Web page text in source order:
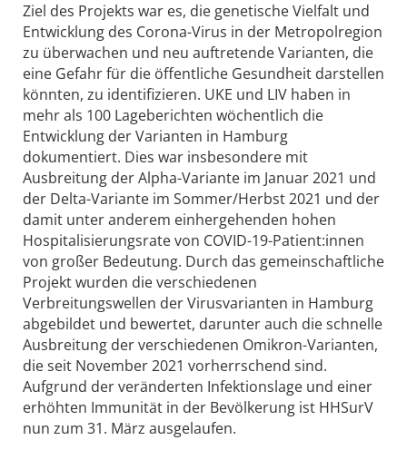
Ziel des Projekts war es, die genetische Vielfalt und
Entwicklung des Corona-Virus in der Metropolregion
zu überwachen und neu auftretende Varianten, die
eine Gefahr für die öffentliche Gesundheit darstellen
könnten, zu identifizieren. UKE und LIV haben in
mehr als 100 Lageberichten wöchentlich die
Entwicklung der Varianten in Hamburg
dokumentiert. Dies war insbesondere mit
Ausbreitung der Alpha-Variante im Januar 2021 und
der Delta-Variante im Sommer/Herbst 2021 und der
damit unter anderem einhergehenden hohen
Hospitalisierungsrate von COVID-19-Patient:innen
von großer Bedeutung. Durch das gemeinschaftliche
Projekt wurden die verschiedenen
Verbreitungswellen der Virusvarianten in Hamburg
abgebildet und bewertet, darunter auch die schnelle
Ausbreitung der verschiedenen Omikron-Varianten,
die seit November 2021 vorherrschend sind.
Aufgrund der veränderten Infektionslage und einer
erhöhten Immunität in der Bevölkerung ist HHSurV
nun zum 31. März ausgelaufen.